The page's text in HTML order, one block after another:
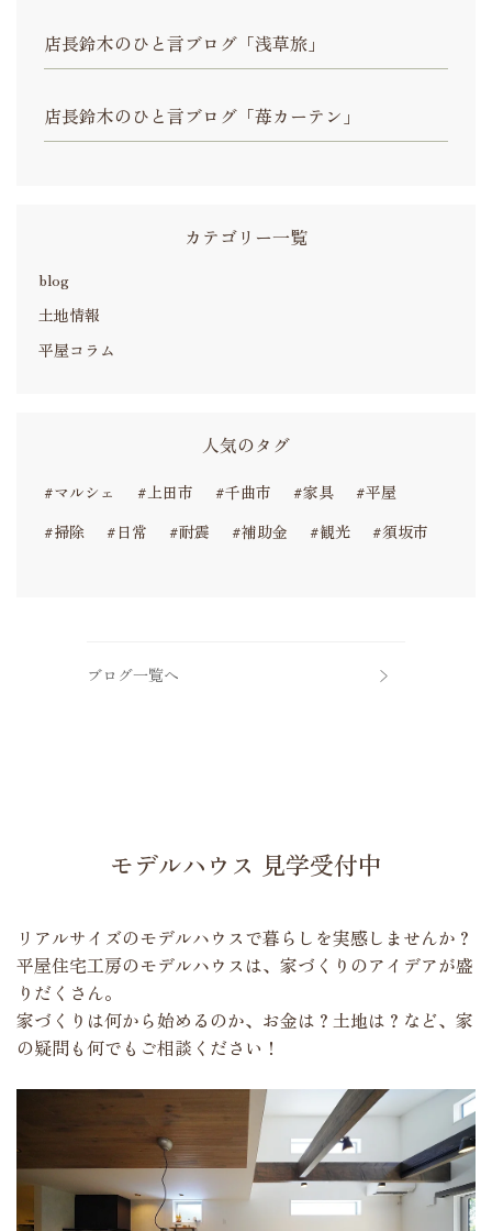
店長鈴木のひと言ブログ「浅草旅」
店長鈴木のひと言ブログ「苺カーテン」
カテゴリー一覧
blog
土地情報
平屋コラム
人気のタグ
#マルシェ #上田市 #千曲市 #家具
#平屋
#掃除
#日常 #耐震 #補助金 #観光 #須坂市
ブログ一覧へ
モデルハウス 見学受付中
リアルサイズのモデルハウスで暮らしを実感しませんか？
平屋住宅工房のモデルハウスは、家づくりのアイデアが盛
りだくさん。
家づくりは何から始めるのか、お金は？土地は？など、家
の疑問も何でもご相談ください！